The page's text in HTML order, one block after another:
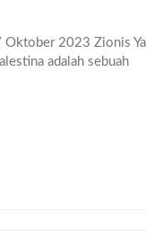
Oktober 2023 Zionis
adalah sebuah